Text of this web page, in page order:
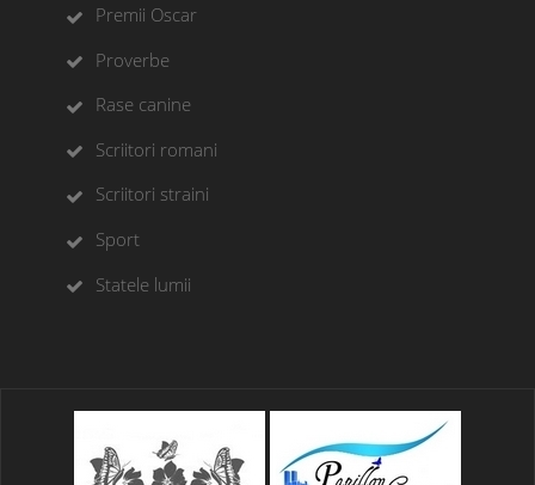
Premii Oscar
Proverbe
Rase canine
Scriitori romani
Scriitori straini
Sport
Statele lumii